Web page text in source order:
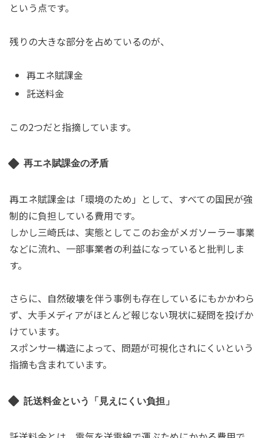
という点です。
残りの大きな部分を占めているのが、
再エネ賦課金
託送料金
この2つだと指摘しています。
再エネ賦課金の矛盾
再エネ賦課金は「環境のため」として、すべての国民が強
制的に負担している費用です。
しかし三崎氏は、実態としてこのお金がメガソーラー事業
などに流れ、一部事業者の利益になっていると批判しま
す。
さらに、自然破壊を伴う事例も存在しているにもかかわら
ず、大手メディアがほとんど報じない現状に疑問を投げか
けています。
スポンサー構造によって、問題が可視化されにくいという
指摘も含まれています。
託送料金という「見えにくい負担」